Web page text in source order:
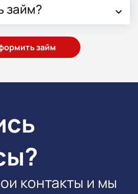
займ?
займ
контакты и мы